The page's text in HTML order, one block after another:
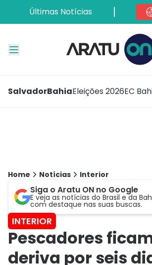
Últimas Notícias
SalvadorBahiaEleições 2026EC
Home Notícias Interior
Siga o Aratu ON no Google
E veja as notícias do Brasil e da
com destaque nas suas buscas.
INTERIOR
Pescadores
deriva por seis